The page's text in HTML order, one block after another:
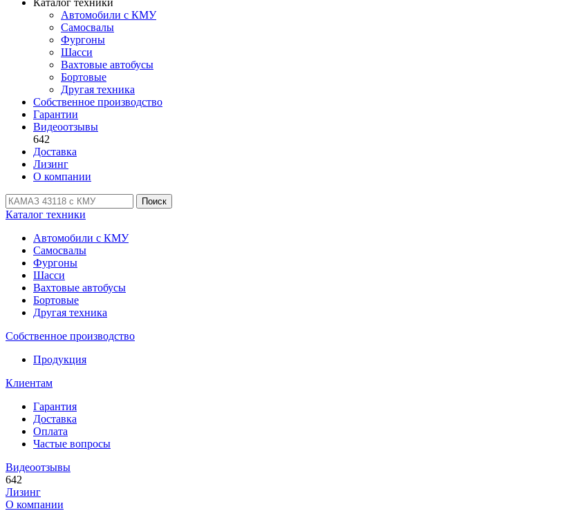
Каталог техники
Автомобили с КМУ
Самосвалы
Фургоны
Шасси
Вахтовые автобусы
Бортовые
Другая техника
Собственное производство
Гарантии
Видеоотзывы
642
Доставка
Лизинг
О компании
Поиск
Каталог техники
Автомобили с КМУ
Самосвалы
Фургоны
Шасси
Вахтовые автобусы
Бортовые
Другая техника
Собственное производство
Продукция
Клиентам
Гарантия
Доставка
Оплата
Частые вопросы
Видеоотзывы
642
Лизинг
О компании